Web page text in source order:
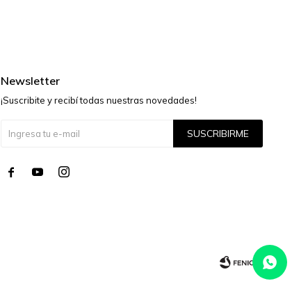
Newsletter
¡Suscribite y recibí todas nuestras novedades!
SUSCRIBIRME
  